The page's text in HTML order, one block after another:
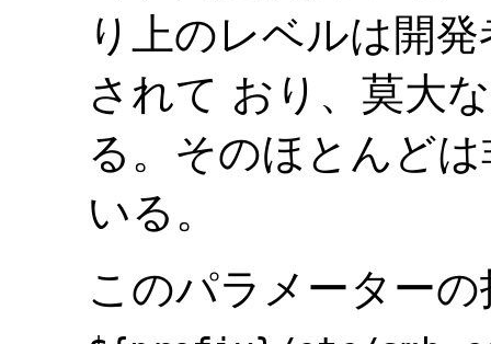
り上のレベルは開
されて おり、莫大
る。そのほとんど
いる。
このパラメーター